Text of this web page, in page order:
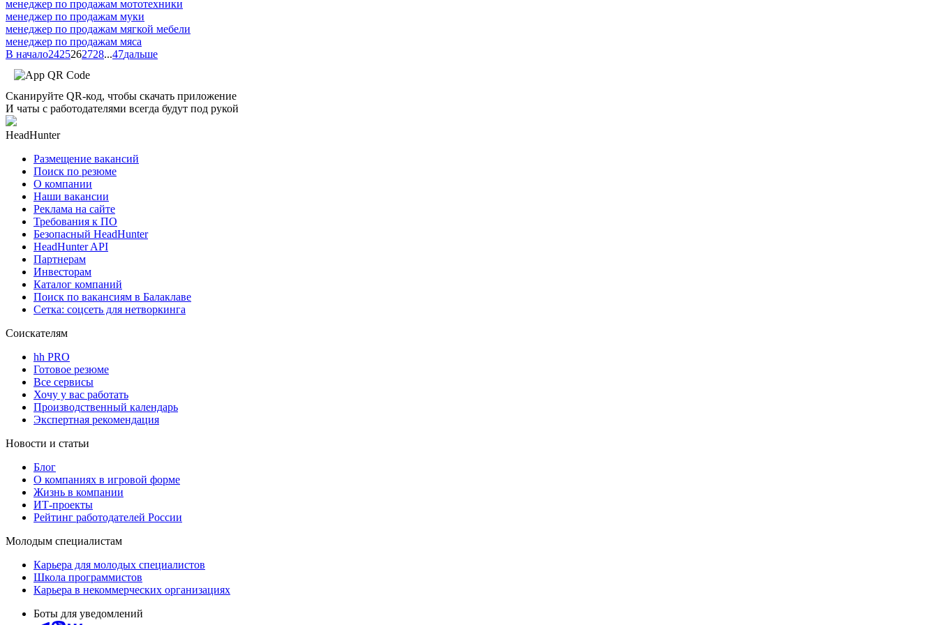
менеджер по продажам мототехники
менеджер по продажам муки
менеджер по продажам мягкой мебели
менеджер по продажам мяса
В начало2425262728...47дальше
Сканируйте QR-код, чтобы скачать приложение
И чаты с работодателями всегда будут под рукой
HeadHunter
Размещение вакансий
Поиск по резюме
О компании
Наши вакансии
Реклама на сайте
Требования к ПО
Безопасный HeadHunter
HeadHunter API
Партнерам
Инвесторам
Каталог компаний
Поиск по вакансиям в Балаклаве
Сетка: соцсеть для нетворкинга
Соискателям
hh PRO
Готовое резюме
Все сервисы
Хочу у вас работать
Производственный календарь
Экспертная рекомендация
Новости и статьи
Блог
О компаниях в игровой форме
Жизнь в компании
ИТ-проекты
Рейтинг работодателей России
Молодым специалистам
Карьера для молодых специалистов
Школа программистов
Карьера в некоммерческих организациях
Боты для уведомлений